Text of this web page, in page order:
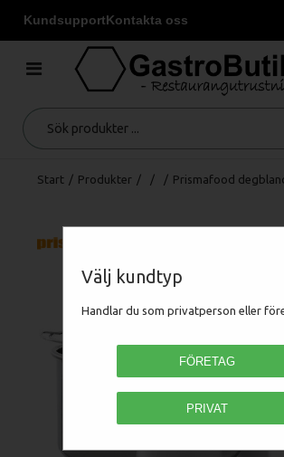
KundsupportKontakta oss
Välj kundtyp
Handlar du som privatperson eller
FÖRETAG
PRIVAT
Start / Produkter / / / Prismafood